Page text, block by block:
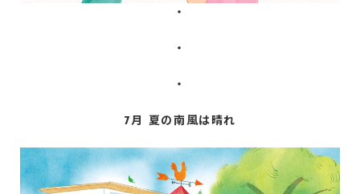
・
・
・
7月 夏の南風は晴れ